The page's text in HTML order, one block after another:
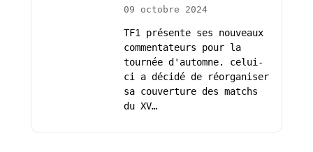
09 octobre 2024
TF1 présente ses nouveaux
commentateurs pour la
tournée d'automne. celui-
ci a décidé de réorganiser
sa couverture des matchs
du XV…